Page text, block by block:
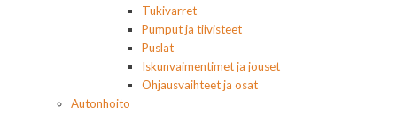
Tukivarret
Pumput ja tiivisteet
Puslat
Iskunvaimentimet ja jouset
Ohjausvaihteet ja osat
Autonhoito